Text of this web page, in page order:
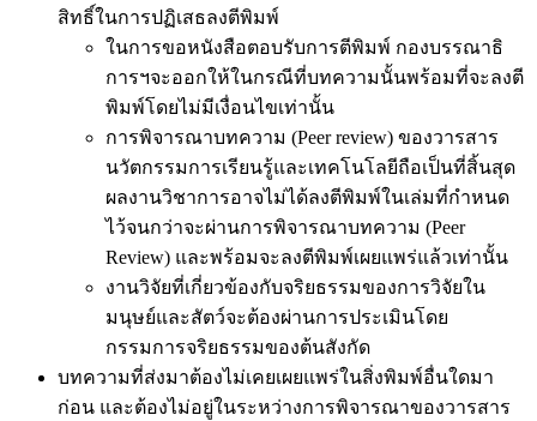
สิทธิ์ในการปฏิเสธลงตีพิมพ์
ในการขอหนังสือตอบรับการตีพิมพ์ กองบรรณาธิ
การฯจะออกให้ในกรณีที่บทความนั้นพร้อมที่จะลงตี
พิมพ์โดยไม่มีเงื่อนไขเท่านั้น
การพิจารณาบทความ (Peer review) ของวารสาร
นวัตกรรมการเรียนรู้และเทคโนโลยีถือเป็นที่สิ้นสุด
ผลงานวิชาการอาจไม่ได้ลงตีพิมพ์ในเล่มที่กำหนด
ไว้จนกว่าจะผ่านการพิจารณาบทความ (Peer
Review) และพร้อมจะลงตีพิมพ์เผยแพร่แล้วเท่านั้น
งานวิจัยที่เกี่ยวข้องกับจริยธรรมของการวิจัยใน
มนุษย์และสัตว์จะต้องผ่านการประเมินโดย
กรรมการจริยธรรมของต้นสังกัด
บทความที่ส่งมาต้องไม่เคยเผยแพร่ในสิ่งพิมพ์อื่นใดมา
ก่อน และต้องไม่อยู่ในระหว่างการพิจารณาของวารสาร